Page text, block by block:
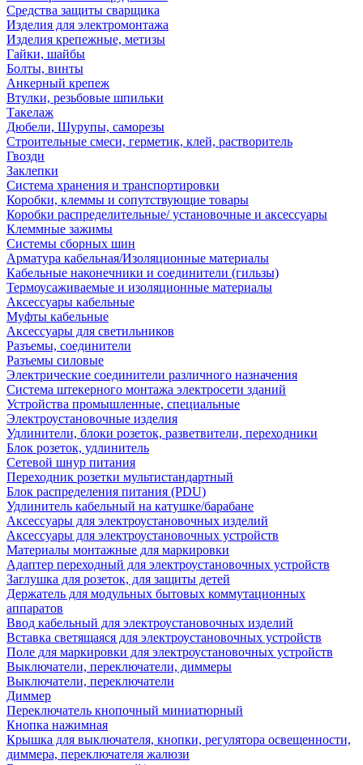
Средства защиты сварщика
Изделия для электромонтажа
Изделия крепежные, метизы
Гайки, шайбы
Болты, винты
Анкерный крепеж
Втулки, резьбовые шпильки
Такелаж
Дюбели, Шурупы, саморезы
Строительные смеси, герметик, клей, растворитель
Гвозди
Заклепки
Система хранения и транспортировки
Коробки, клеммы и сопутствующие товары
Коробки распределительные/ установочные и аксессуары
Клеммные зажимы
Системы сборных шин
Арматура кабельная/Изоляционные материалы
Кабельные наконечники и соединители (гильзы)
Термоусаживаемые и изоляционные материалы
Аксессуары кабельные
Муфты кабельные
Аксессуары для светильников
Разъемы, соединители
Разъемы силовые
Электрические соединители различного назначения
Система штекерного монтажа электросети зданий
Устройства промышленные, специальные
Электроустановочные изделия
Удлинители, блоки розеток, разветвители, переходники
Блок розеток, удлинитель
Сетевой шнур питания
Переходник розетки мультистандартный
Блок распределения питания (PDU)
Удлинитель кабельный на катушке/барабане
Аксессуары для электроустановочных изделий
Аксессуары для электроустановочных устройств
Материалы монтажные для маркировки
Адаптер переходный для электроустановочных устройств
Заглушка для розеток, для защиты детей
Держатель для модульных бытовых коммутационных
аппаратов
Ввод кабельный для электроустановочных изделий
Вставка светящаяся для электроустановочных устройств
Поле для маркировки для электроустановочных устройств
Выключатели, переключатели, диммеры
Выключатели, переключатели
Диммер
Переключатель кнопочный миниатюрный
Кнопка нажимная
Крышка для выключателя, кнопки, регулятора освещенности,
диммера, переключателя жалюзи